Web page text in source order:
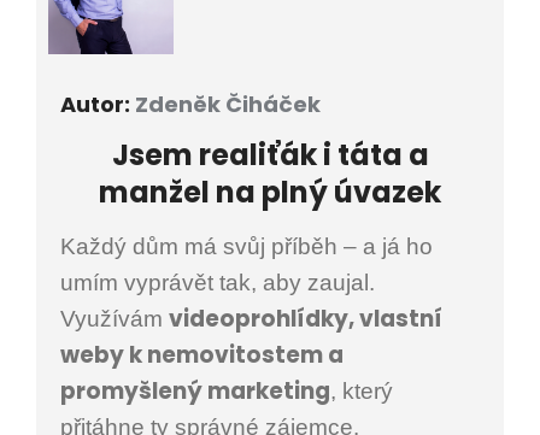
Autor: Zdeněk Čiháček
Jsem realiťák i táta a
manžel na plný úvazek
Každý dům má svůj příběh – a já ho
umím vyprávět tak, aby zaujal.
Využívám videoprohlídky, vlastní
weby k nemovitostem a
promyšlený marketing, který
přitáhne ty správné zájemce.